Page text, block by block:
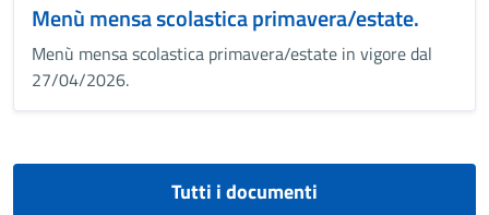
Menù mensa scolastica primavera/estate.
Menù mensa scolastica primavera/estate in vigore dal
27/04/2026.
Tutti i documenti